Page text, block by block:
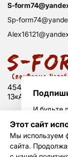
454008 Россия,
13«А», оф. 203
s-
sp-
Политика
Согласие на
Создание сайта
И будьте
Я
Этот сайт
Мы используем
сайта.